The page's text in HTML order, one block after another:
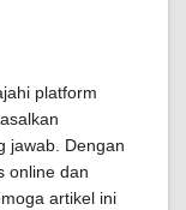
platform
jawab. Dengan
online dan
artikel ini